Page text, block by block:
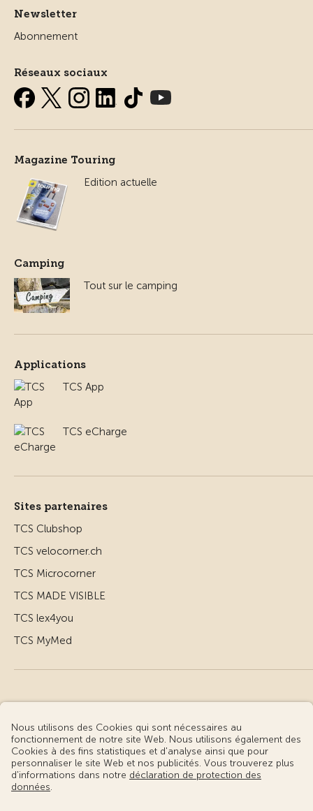
Newsletter
Abonnement
Réseaux sociaux
Magazine Touring
Edition actuelle
Camping
Tout sur le camping
Applications
TCS App
TCS eCharge
Sites partenaires
TCS Clubshop
TCS velocorner.ch
TCS Microcorner
TCS MADE VISIBLE
TCS lex4you
TCS MyMed